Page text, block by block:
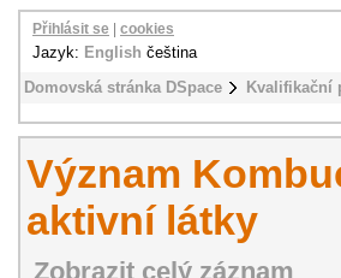
Domovská stránka DSpace Kvalifikační
Přihlásit se cookies
Jazyk: English čeština
Význam
aktivní látky
Zobrazit celý záznam